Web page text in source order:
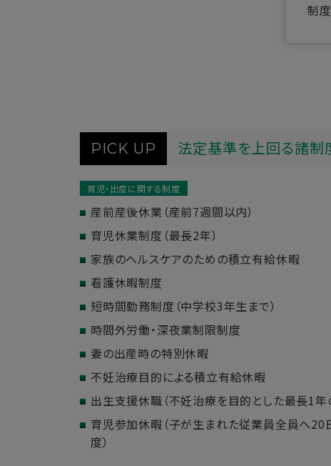
制
PICK UP 法定基準を上回る諸制
育児・出産に関する制度
産前産後休業（産前7週間以内）
育児休業制度（最長2年）
家族のヘルスケアのための積立有給休暇
看護休暇制度
短時間勤務制度（中学校3年生まで）
時間外労働・深夜業制限制度
妻の出産時の特別休暇
不妊治療目的による積立有給休暇
出生支援休職（不妊治療を目的とした最長1年
育児参加休暇（子が生まれた従業員全員へ
度）